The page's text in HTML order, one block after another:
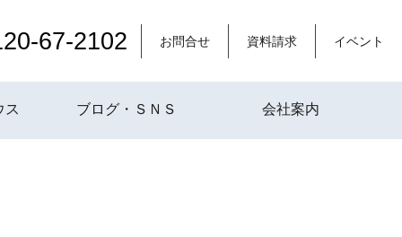
67-2102 お問合せ 資料請求 イベント
ス ブログ・ＳＮＳ 会社案内